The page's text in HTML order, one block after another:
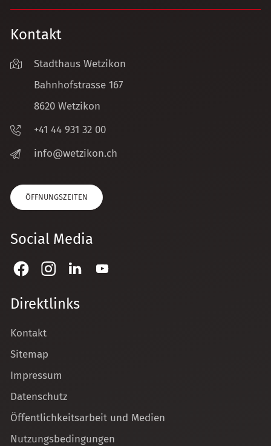
Kontakt
Stadthaus Wetzikon
Bahnhofstrasse 167
8620 Wetzikon
+41 44 931 32 00
nf
w tz k n ch
ÖFFNUNGSZEITEN
Social Media
Direktlinks
Kontakt
Sitemap
Impressum
Datenschutz
Öffentlichkeitsarbeit und Medien
Nutzungsbedingungen